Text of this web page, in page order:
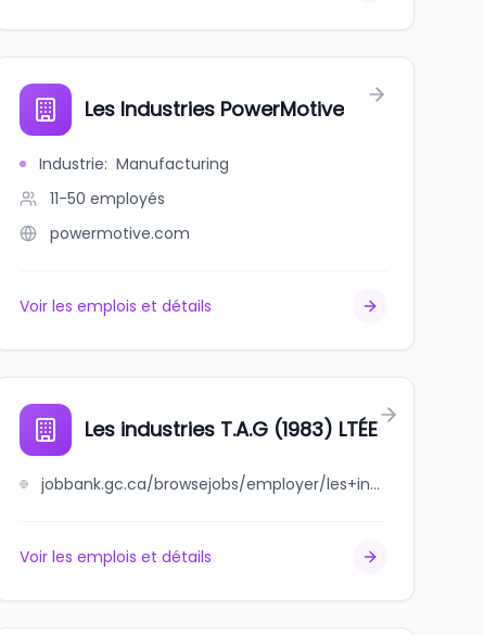
Les Industries PowerMotive
Industrie: Manufacturing
11-50 employés
powermotive.com
Voir les emplois et détails
Les industries T.A.G (1983) LTÉE
jobbank.gc.ca/browsejobs/employer/les+industries+t.a.g+%281983%29+lt%C3%A9e/ca
Voir les emplois et détails